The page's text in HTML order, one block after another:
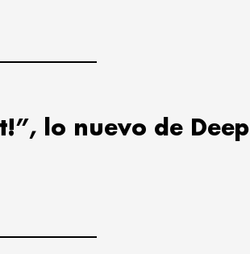
lo nuevo de Deep